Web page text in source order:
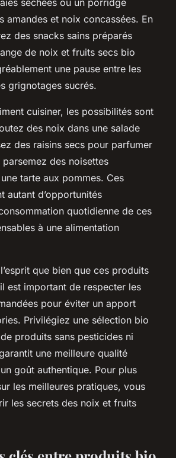
amandes et noix concassées. En
des snacks sains préparés
de noix et fruits secs bio
une pause entre les
grignotages sucrés.
cuisiner, les possibilités sont
des noix dans une salade
des raisins secs pour parfumer
des noisettes
tarte aux pommes. Ces
autant d’opportunités
quotidienne de ces
à une alimentation
que bien que ces produits
est important de respecter les
pour éviter un apport
Privilégiez une sélection bio
produits sans pesticides ni
une meilleure qualité
goût authentique. Pour plus
les meilleures pratiques, vous
les secrets des noix et fruits